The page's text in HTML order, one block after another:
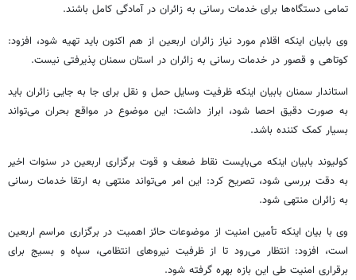
تمامی دستگاه‌ها برای خدمات رسانی به زائران در آمادگی کامل باشند.
وی بابیان اینکه اقلام مورد نیاز زائران اربعین از هم اکنون باید تهیه شود، افزود:
کوتاهی و قصور در خدمات رسانی به زائران در استان سمنان پذیرفتی نیست.
استاندار سمنان بابیان اینکه ظرفیت وسایل حمل و نقل برای جا به جایی زائران باید
به صورت دقیق احصا شود، ابراز داشت: این موضوع در مواقع بحران می‌تواند
بسیار کمک کننده باشد.
کولیوند بابیان اینکه می‌بایست نقاط ضعف و قوت برگزاری اربعین در سنوات اخیر
به دقت بررسی شود، تصریح کرد: این امر می‌تواند منتهی به ارتقا خدمات رسانی
به زائران منتهی شود.
وی با بیان اینکه تأمین امنیت از موضوعات حائز اهمیت در برگزاری مراسم اربعین
است، افزود: انتظار می‌رود تا از ظرفیت نیروهای انتظامی، سپاه و بسیج برای
برقراری امنیت طی این بازه بهره گرفته شود.